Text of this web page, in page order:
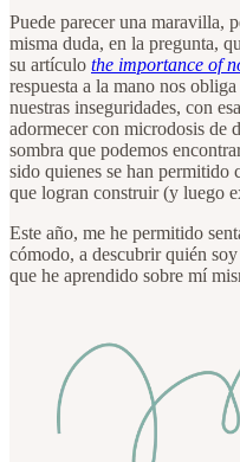
Puede parecer una maravilla,
misma duda, en la pregunta,
su artículo the importance of
respuesta a la mano nos
nuestras inseguridades, con
adormecer con microdosis de
sombra que podemos
sido quienes se han permitido
que logran construir (y luego
Este año, me he permitido
cómodo, a descubrir quién
que he aprendido sobre mí